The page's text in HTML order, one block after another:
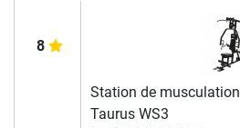
8
Station de musculation
Taurus WS3